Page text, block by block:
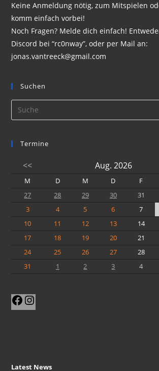
Keine Anmeldung nötig, zum Mitspielen
komm einfach vorbei!
Noch Fragen? Melde dich einfach!
Discord bei “rc0nway”, oder per Mail an:
jonas.vantreeck@gmail.com
Suchen
Termine
<< Aug. 2026
M D M D F
27
28 29 30 31
3
4 5 6 7
10
11 12 13 14
17
18 19 20 21
24
25 26 27 28
31
1 2 3 4
Facebook
Latest News